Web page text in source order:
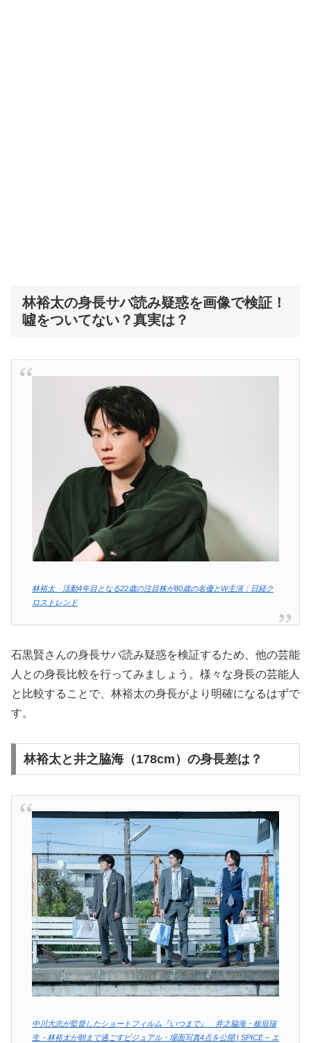
林裕太の身長サバ読み疑惑を画像で検証！
噓をついてない？真実は？
林裕太 活動4年目となる22歳の注目株が80歳の名優とW主演：日経ク
ロストレンド
石黒賢さんの身長サバ読み疑惑を検証するため、他の芸能
人との身長比較を行ってみましょう。様々な身長の芸能人
と比較することで、林裕太の身長がより明確になるはずで
す。
林裕太と井之脇海（178cm）の身長差は？
中川大志が監督したショートフィルム『いつまで』 井之脇海・板垣瑞
生・林裕太が朝まで過ごすビジュアル・場面写真4点を公開 | SPICE – エ